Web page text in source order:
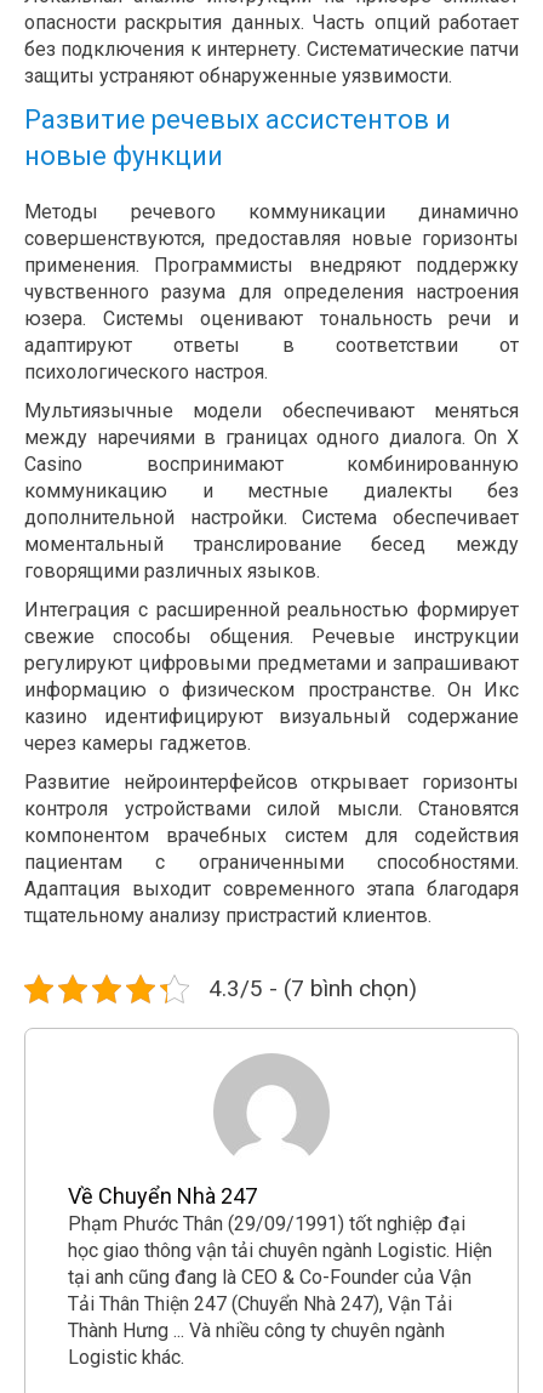
опасности раскрытия данных. Часть опций работает
без подключения к интернету. Систематические патчи
защиты устраняют обнаруженные уязвимости.
Развитие речевых ассистентов и
новые функции
Методы речевого коммуникации динамично
совершенствуются, предоставляя новые горизонты
применения. Программисты внедряют поддержку
чувственного разума для определения настроения
юзера. Системы оценивают тональность речи и
адаптируют ответы в соответствии от
психологического настроя.
Мультиязычные модели обеспечивают меняться
между наречиями в границах одного диалога. On X
Casino воспринимают комбинированную
коммуникацию и местные диалекты без
дополнительной настройки. Система обеспечивает
моментальный транслирование бесед между
говорящими различных языков.
Интеграция с расширенной реальностью формирует
свежие способы общения. Речевые инструкции
регулируют цифровыми предметами и запрашивают
информацию о физическом пространстве. Он Икс
казино идентифицируют визуальный содержание
через камеры гаджетов.
Развитие нейроинтерфейсов открывает горизонты
контроля устройствами силой мысли. Становятся
компонентом врачебных систем для содействия
пациентам с ограниченными способностями.
Адаптация выходит современного этапа благодаря
тщательному анализу пристрастий клиентов.
4.3/5 - (7 bình chọn)
Về Chuyển Nhà 247
Phạm Phước Thân (29/09/1991) tốt nghiệp đại
học giao thông vận tải chuyên ngành Logistic. Hiện
tại anh cũng đang là CEO & Co-Founder của Vận
Tải Thân Thiện 247 (Chuyển Nhà 247), Vận Tải
Thành Hưng ... Và nhiều công ty chuyên ngành
Logistic khác.